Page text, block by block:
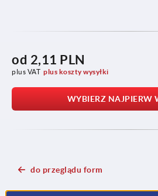
od 2,11 PLN
plus VAT plus koszty wysyłki
WYBIERZ NAJPIERW
do przeglądu form